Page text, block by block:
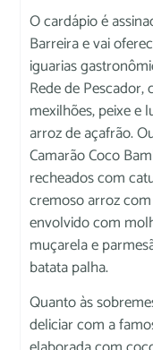
O cardápio é
Barreira e vai
iguarias
Rede de
mexilhões, peixe e
arroz de açafrão.
Camarão Coco
recheados com
cremoso arroz
envolvido com
muçarela e
batata palha.
Quanto às
deliciar com a